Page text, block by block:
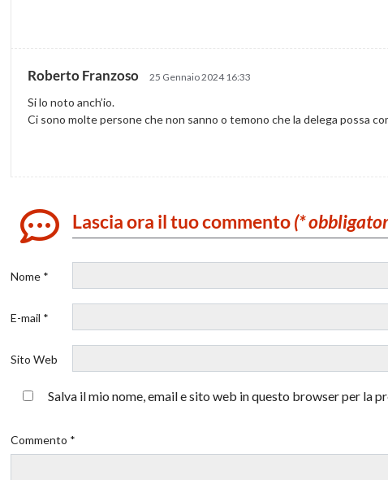
Roberto Franzoso 25 Gennaio 2024 16:33
Si lo noto anch’io.
Ci sono molte persone che non sanno o temono che la delega possa
Lascia ora il tuo commento(*
Nome *
E-mail *
Sito Web
Salva il mio nome, email e sito web in questo browser per la
Commento *